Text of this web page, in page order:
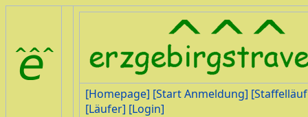
[Homepage] [Start Anmeldung]
[Läufer] [Login]